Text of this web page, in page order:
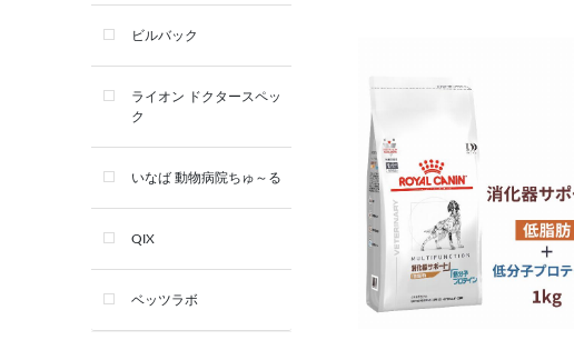
ビルバック
ライオン ドクタースペッ
ク
いなば 動物病院ちゅ～る
QIX
ベッツラボ